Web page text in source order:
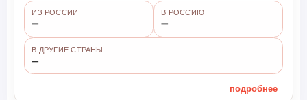
ИЗ РОССИИ
➖
В РОССИЮ
➖
В ДРУГИЕ СТРАНЫ
➖
подробнее